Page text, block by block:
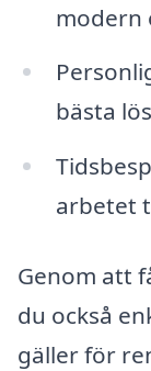
modern
bästa
arbetet
Genom att
du också
gäller för